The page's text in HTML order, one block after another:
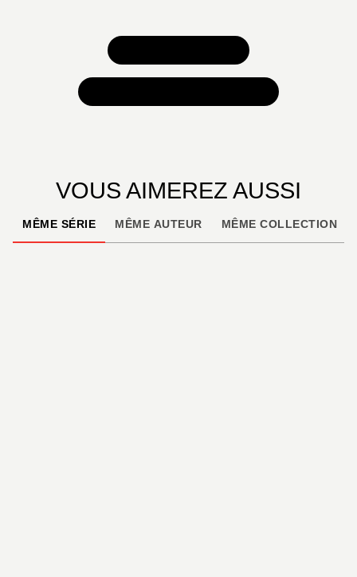
VOUS AIMEREZ AUSSI
MÊME SÉRIE MÊME AUTEUR MÊME COLLECTION